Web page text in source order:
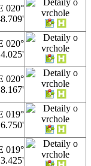
020°
020°
020°
019°
019°